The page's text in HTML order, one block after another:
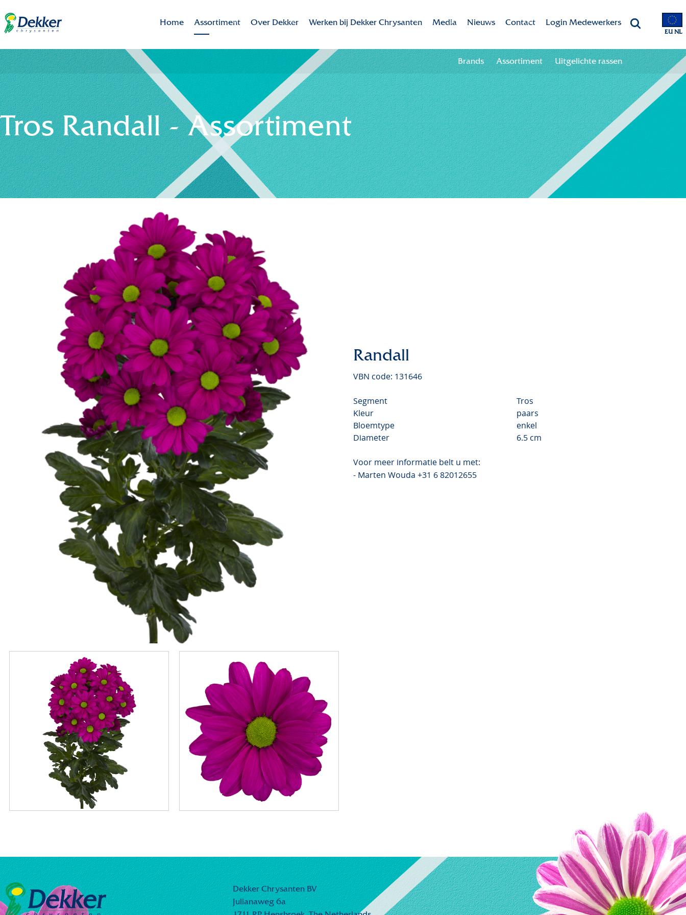
EU NL
Home Assortiment
Brands
Assortiment
Uitgelichte rassen
Over Dekker
Dekker Chrysanten
Missie - Visie
MVO
Duurzaamheid
Innovatie
Internationaal
Historie
Chrysanthemum Valley
Video
Werken bij Dekker Chrysanten
Werken bij Dekker Chrysanten
Overzicht vacatures
Bedrijfsidentiteit
Onze collega's
Contact
Media
Valley app
Colour your season!
Downloads
Nieuws
Aanmelden nieuwsbrief
Afmelden nieuwsbrief
Contact
Contactgegevens
Team
Login Medewerkers
Brands Assortiment Uitgelichte rassen
Tros Randall - Assortiment
Randall
VBN code: 131646
Segment
Tros
Kleur
paars
Bloemtype
enkel
Diameter
6.5 cm
Voor meer informatie belt u met:
- Marten Wouda +31 6 82012655
Dekker Chrysanten BV
Julianaweg 6a